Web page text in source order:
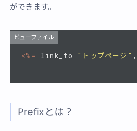
ができます。
ビューファイル
<%= link_to "トップページ" ,
Prefixとは？